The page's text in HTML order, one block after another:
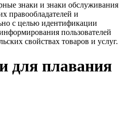
знаки и знаки обслуживания
правообладателей и
с целью идентификации
пользователей
свойствах товаров и услуг.
для плавания